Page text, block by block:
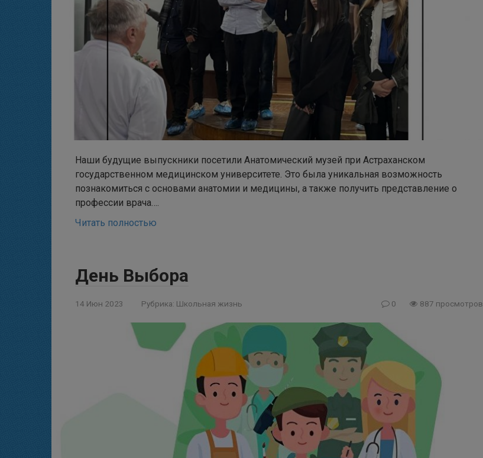
Наши будущие выпускники посетили Анатомический музей при Астраханском
государственном медицинском университете. Это была уникальная возможность
познакомиться с основами анатомии и медицины, а также получить представление о
профессии врача….
Читать полностью
День Выбора
14 Июн 2023 Рубрика: Школьная жизнь 0 887 просмотров